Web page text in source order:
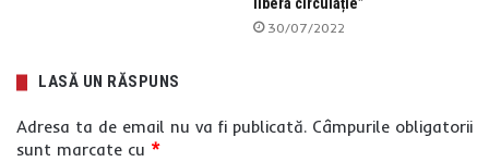
libera circulație”
30/07/2022
LASĂ UN RĂSPUNS
Adresa ta de email nu va fi publicată. Câmpurile obligatorii
sunt marcate cu *